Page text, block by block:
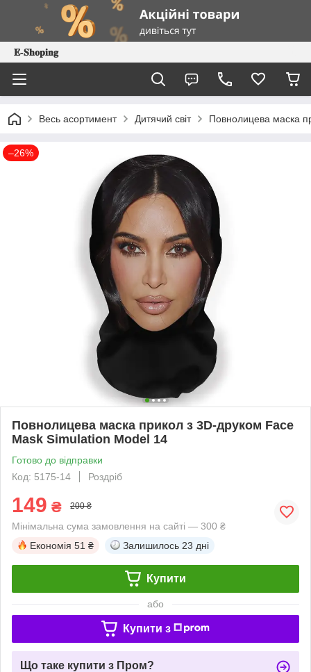
𝐄-𝐒𝐡𝐨𝐩𝐢𝐧𝐠
Весь асортимент Дитячий світ Повнолицева маска
–26%
Повнолицева маска прикол з 3D-друком Face
Mask Simulation Model 14
Готово до відправки
Код: 5175-14
Роздріб
149 ₴ 200 ₴
Мінімальна сума замовлення на сайті — 300 ₴
Економія 51 ₴ Залишилось 23 дні
Купити
або
Купити з
Що таке купити з Пром?